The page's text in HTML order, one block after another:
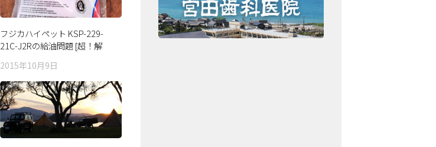
フジカハイペット KSP-229-
21C-J2Rの給油問題 [超！解
2015年10月9日